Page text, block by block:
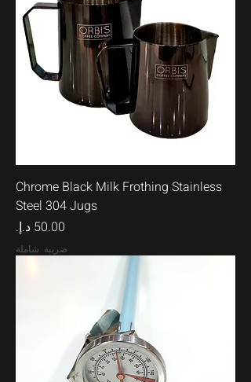
Chrome Black Milk Frothing Stainless
Steel 304 Jugs
السعر
ضريبة شاملة